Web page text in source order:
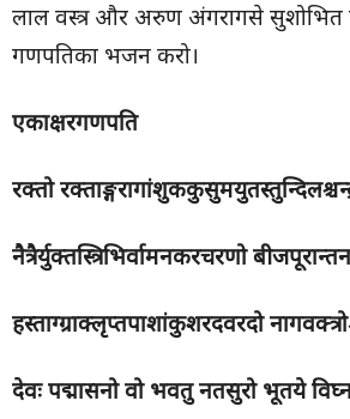
लाल वस्त्र और अरुण अंगरागसे सुशोभित
गणपतिका भजन करो।
एकाक्षरगणपति
रक्तो
नैत्रैर्युक्तस्त्रिभिर्वामनकरचरणो
हस्ताग्ग्राक्लृप्तपाशांकुशरदवरदो
देवः पद्मासनो वो भवतु नतसुरो भूतये